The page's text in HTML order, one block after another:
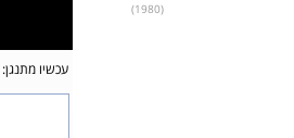
(1980)
עכשיו מתנגן: